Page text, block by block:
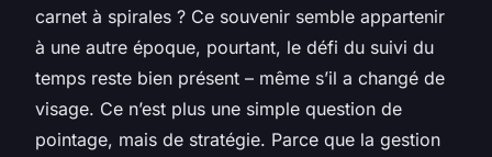
carnet à spirales ? Ce souvenir semble appartenir
à une autre époque, pourtant, le défi du suivi du
temps reste bien présent – même s’il a changé de
visage. Ce n’est plus une simple question de
pointage, mais de stratégie. Parce que la gestion